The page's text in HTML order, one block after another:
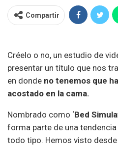
Compartir
Créelo o no, un estudio de
presentar un título que nos
en donde no tenemos que
acostado en la cama.
Nombrado como ‘Bed
forma parte de una tendencia
todo tipo. Hemos visto